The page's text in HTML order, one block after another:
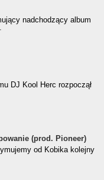
nadchodzący album
Roku
DJ Kool Herc rozpoczął
(prod. Pioneer)
(prod. Pioneer)
od Kobika kolejny